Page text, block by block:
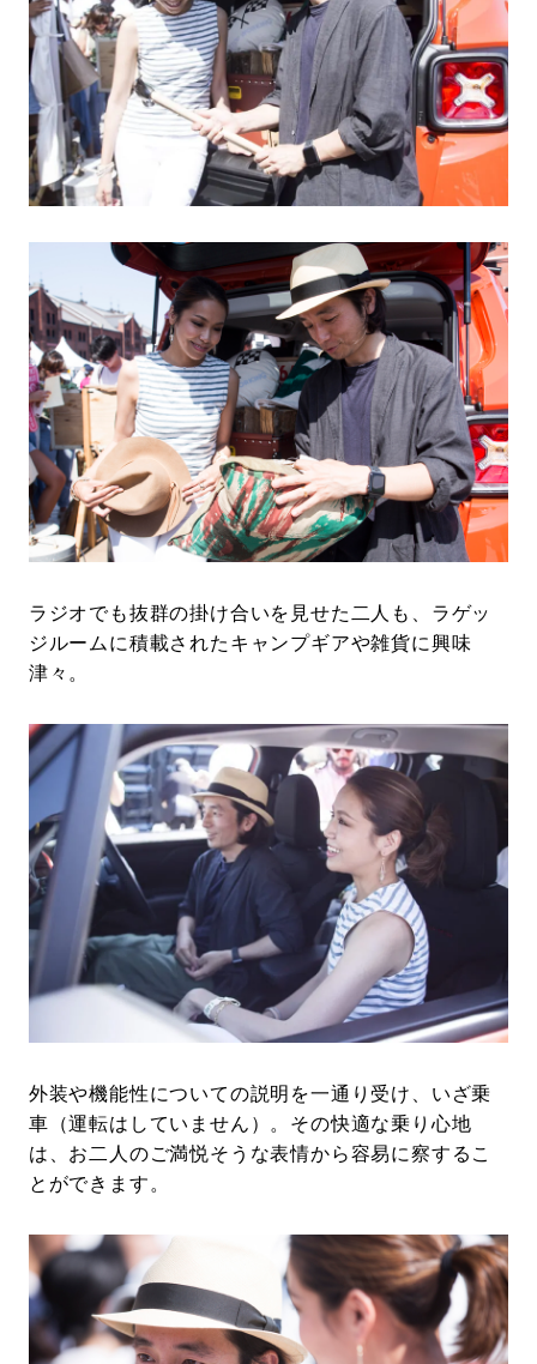
ラジオでも抜群の掛け合いを見せた二人も、ラゲッ
ジルームに積載されたキャンプギアや雑貨に興味
津々。
外装や機能性についての説明を一通り受け、いざ乗
車（運転はしていません）。その快適な乗り心地
は、お二人のご満悦そうな表情から容易に察するこ
とができます。